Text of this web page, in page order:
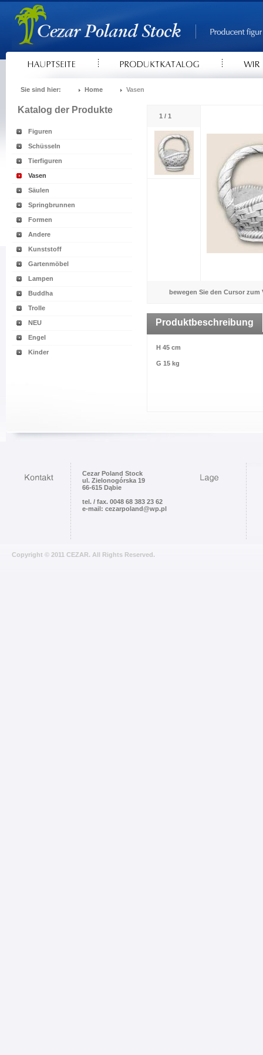
Sie sind hier: Home Vasen
Katalog der Produkte
Figuren
Schüsseln
Tierfiguren
Vasen
Säulen
Springbrunnen
Formen
Andere
Kunststoff
Gartenmöbel
Lampen
Buddha
Trolle
NEU
Engel
Kinder
1 / 1
bewegen Sie den Cursor zum
Produktbeschreibung
H 45 cm
G 15 kg
Cezar Poland Stock
ul. Zielonogórska 19
66-615 Dąbie
tel. / fax. 0048 68 383 23 62
e-mail: cezarpoland@wp.pl
Copyright © 2011 CEZAR. All Rights Reserved.